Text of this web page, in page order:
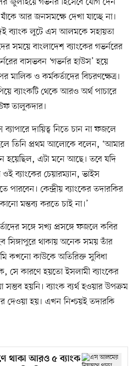
আর জনসমক্ষে দেখা যাচ্ছে না।
ব্যাংক লুটে এস আলমকে সহায়তা
সময়ে বাংলাদেশ ব্যাংকের গভর্নরের
বাসভবন ‘গভর্নর হাউস’ হয়ে
ও কর্মকর্তাদের বিচরণক্ষেত্র।
ব্যাংকটি থেকে আরও অর্থ পাচারে
তালুকদার।
ব্যাপারে দায়িত্ব নিতে চান না ফজলে
তিনি প্রথম আলোকে বলেন, ‘আমার
হয়েছিল, এটা মনে আছে। তবে যদি
ব্যাংকের চেয়ারম্যান, ভাইস
পারবেন। কেন্দ্রীয় ব্যাংকের তদারকির
মন্তব্য করতে চাই না।’
সঙ্গে সখ্য প্রসঙ্গে ফজলে কবির
থাকায় অনেক সময় তাঁর
কখনো কাউকে অতিরিক্ত সুবিধা
সে কারণে হয়তো ইসলামী ব্যাংকের
হয়নি। ব্যাংক ব্যর্থ হওয়ার উপক্রম
দেওয়া হয়। এখন নিশ্চয়ই তদারকি
থাকা আরও ৫ ব্যাংক